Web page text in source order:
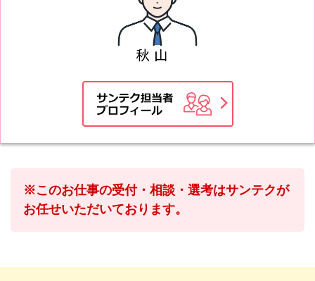
※このお仕事の受付・相談・選考はサンテクが
お任せいただいております。